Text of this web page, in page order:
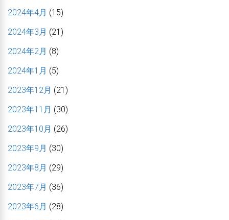
2024年4月 (15)
2024年3月 (21)
2024年2月 (8)
2024年1月 (5)
2023年12月 (21)
2023年11月 (30)
2023年10月 (26)
2023年9月 (30)
2023年8月 (29)
2023年7月 (36)
2023年6月 (28)